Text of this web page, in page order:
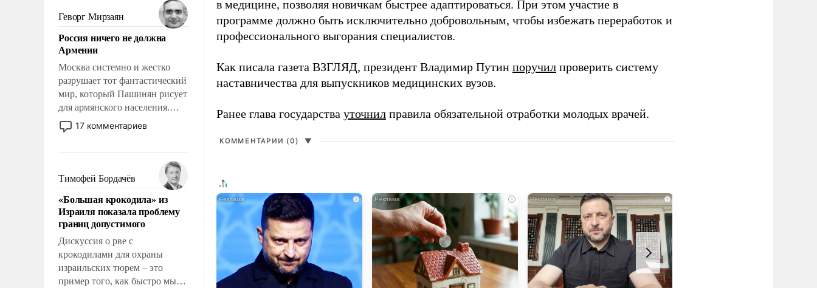
Сложившаяся ситуация
означает многолетний период
уязвимости США, например,
перед Китаем.
Геворг Мирзаян
Россия ничего не должна
Армении
Москва системно и жестко
разрушает тот фантастический
мир, который Пашинян рисует
для армянского населения.
Мир, где политические
прожекты будут безусловно
налогоплательщиков и где
Еревану за свои поступки не
нужно отвечать.
17 комментариев
Тимофей Бордачёв
«Большая крокодила» из
Израиля показала проблему
границ допустимого
Дискуссия о рве с
крокодилами для охраны
израильских тюрем – это
пример того, как быстро мы
в медицине, позволяя новичкам быстрее адаптироваться. При этом участие в
программе должно быть исключительно добровольным, чтобы избежать переработок и
профессионального выгорания специалистов.
Как писала газета ВЗГЛЯД, президент Владимир Путин поручил проверить систему
наставничества для выпускников медицинских вузов.
Ранее глава государства уточнил правила обязательной отработки молодых врачей.
КОММЕНТАРИИ (0) ▼
i i i